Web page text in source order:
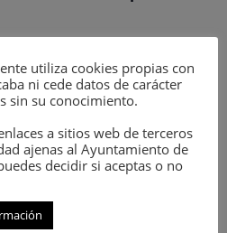
curiosidad e interés
la magia y sólo hay que
para despertar su ilusión y
empezarán observando
a continuación, se
utiliza cookies propias con
ni cede datos de carácter
sin su conocimiento.
a sitios web de terceros
ajenas al Ayuntamiento de
decidir si aceptas o no